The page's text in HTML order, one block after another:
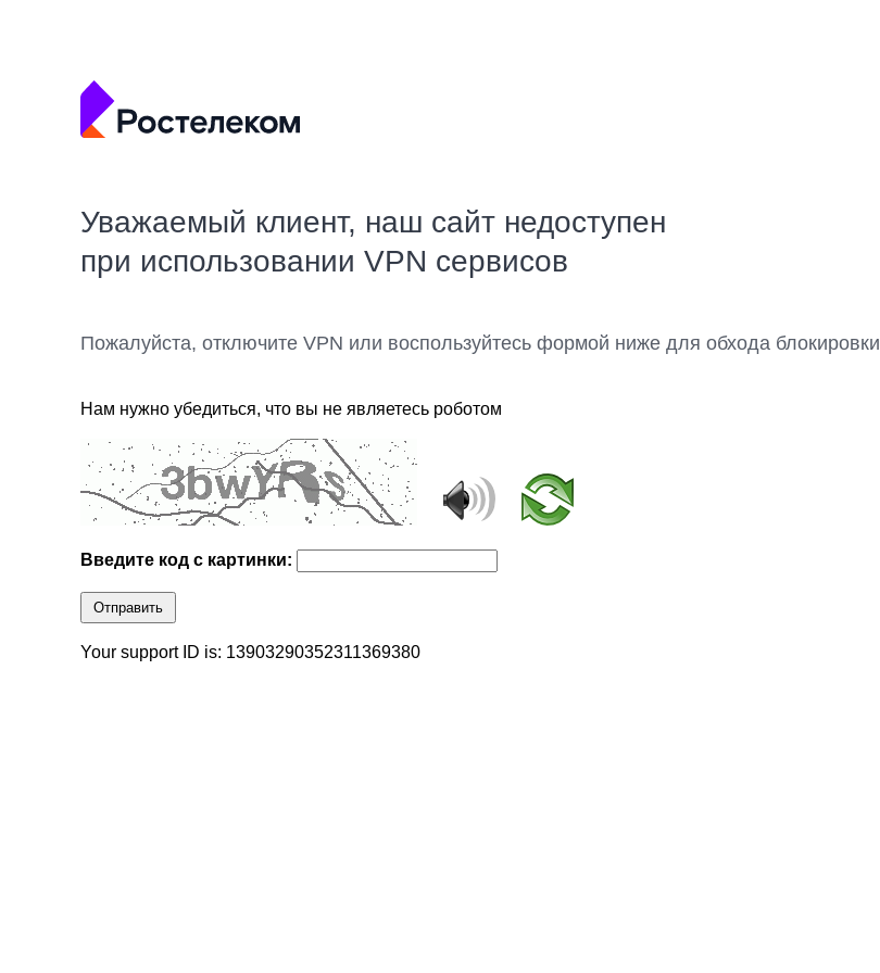
Уважаемый клиент, наш сайт недоступен
при использовании VPN сервисов
Пожалуйста, отключите VPN или воспользуйтесь формой ниже для обхода блокировки
Нам нужно убедиться, что вы не являетесь роботом
Введите код с картинки:
Отправить
Your support ID is: 13903290352311369380